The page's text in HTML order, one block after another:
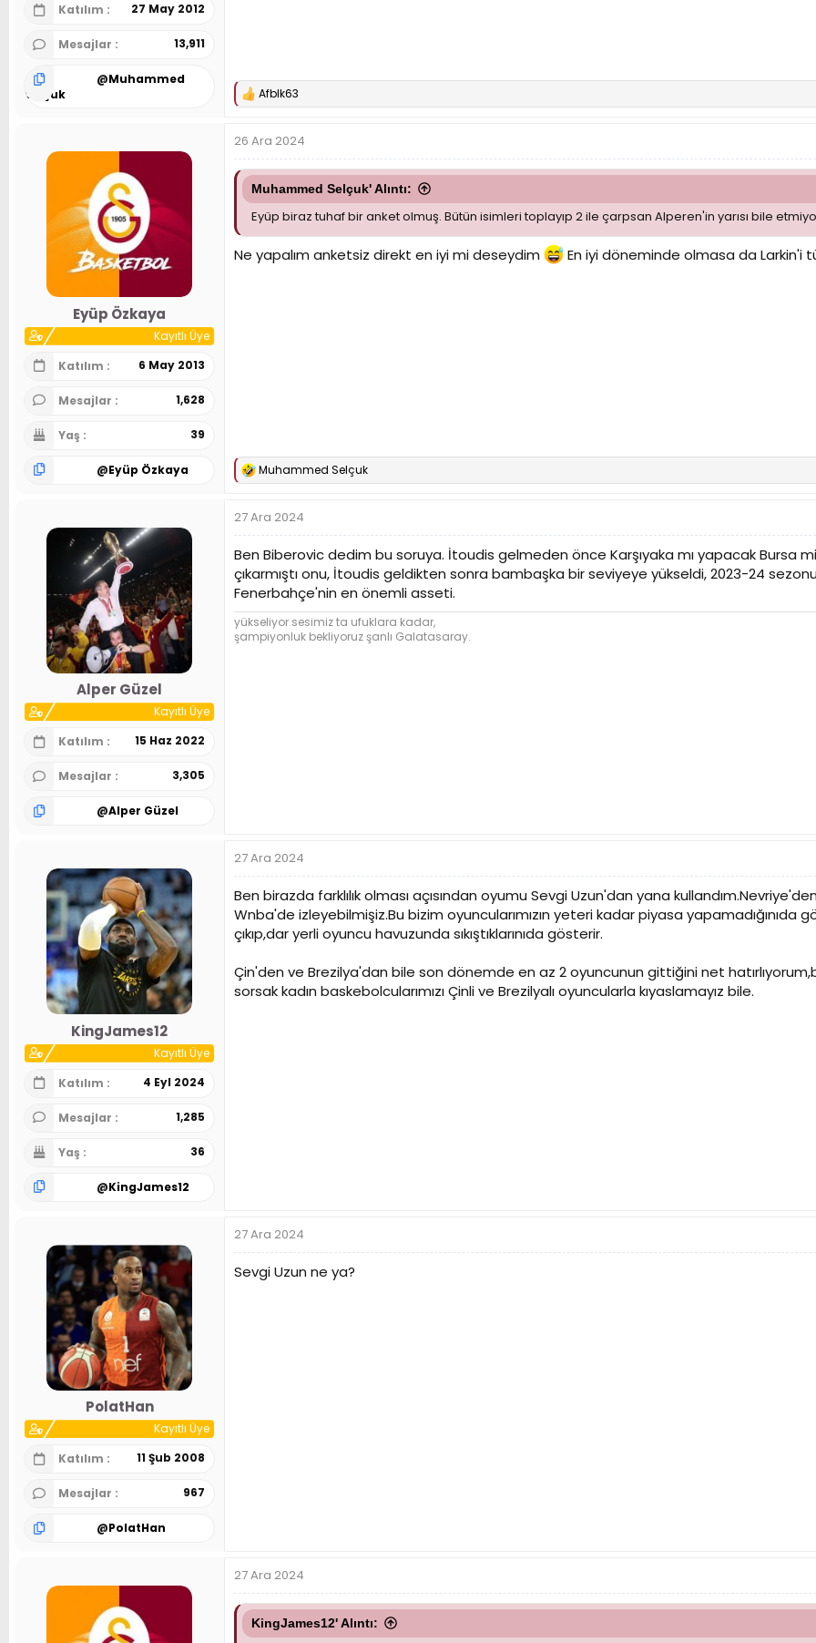
Katılım
27 May 2012
Mesajlar 13,911
@Muhammed
Selçuk
T
k
i
l
e
r
Afblk63
Eyüp Özkaya
Kayıtlı Üye
Katılım
6 May 2013
Mesajlar 1,628
Yaş 39
@Eyüp Özkaya
26 Ara 2024
Muhammed Selçuk' Alıntı:
Eyüp biraz tuhaf bir anket olmuş. Bütün isimleri toplayıp 2 ile çarpsan Alperen'in yarısı bile
Ne yapalım anketsiz direkt en iyi mi deseydim En iyi döneminde olmasa da Larkin'i
T
k
i
l
e
r
:
Muhammed Selçuk
Alper Güzel
Kayıtlı Üye
Katılım
15 Haz 2022
Mesajlar 3,305
@Alper Güzel
27 Ara 2024
Ben Biberovic dedim bu soruya. İtoudis gelmeden önce Karşıyaka mı yapacak
çıkarmıştı onu, İtoudis geldikten sonra bambaşka bir seviyeye yükseldi, 2023-24
Fenerbahçe'nin en önemli asseti.
yükseliyor sesimiz ta ufuklara kadar,
şampiyonluk bekliyoruz şanlı Galatasaray.
KingJames12
Kayıtlı Üye
Katılım
4 Eyl 2024
Mesajlar 1,285
Yaş 36
@KingJames12
27 Ara 2024
Ben birazda farklılık olması açısından oyumu Sevgi Uzun'dan yana
Wnba'de izleyebilmişiz.Bu bizim oyuncularımızın yeteri kadar piyasa yapamadığınıda
çıkıp,dar yerli oyuncu havuzunda sıkıştıklarınıda gösterir.
Çin'den ve Brezilya'dan bile son dönemde en az 2 oyuncunun gittiğini net
sorsak kadın baskebolcularımızı Çinli ve Brezilyalı oyuncularla kıyaslamayız bile.
PolatHan
Kayıtlı Üye
Katılım
11 Şub 2008
Mesajlar 967
@PolatHan
27 Ara 2024
Sevgi Uzun ne ya?
27 Ara 2024
KingJames12' Alıntı: